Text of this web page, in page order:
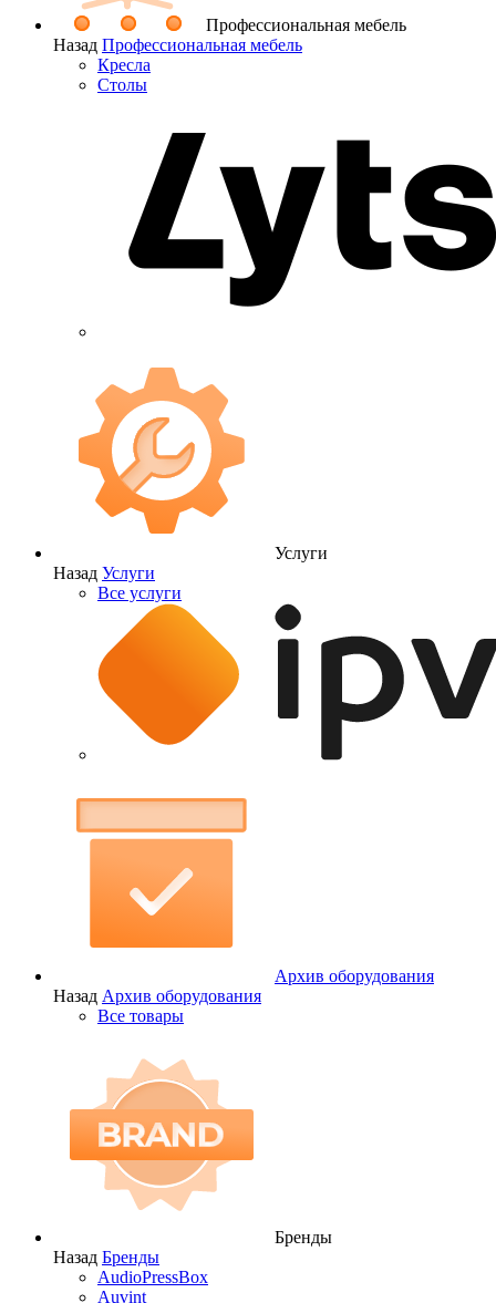
Профессиональная мебель
Назад Профессиональная мебель
Кресла
Столы
Услуги
Назад Услуги
Все услуги
Архив оборудования
Назад Архив оборудования
Все товары
Бренды
Назад Бренды
AudioPressBox
Auvint